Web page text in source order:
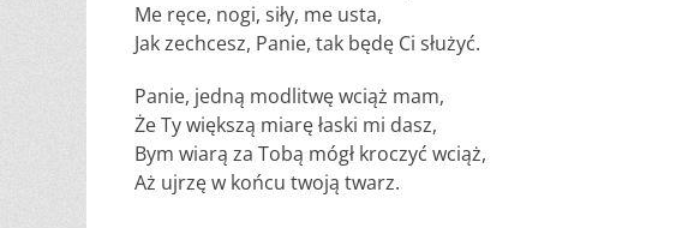
Me ręce, nogi, siły, me usta,
Jak zechcesz, Panie, tak będę Ci służyć.
Panie, jedną modlitwę wciąż mam,
Że Ty większą miarę łaski mi dasz,
Bym wiarą za Tobą mógł kroczyć wciąż,
Aż ujrzę w końcu twoją twarz.